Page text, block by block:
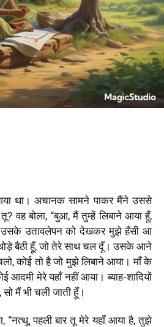
था। अचानक सामने पाकर मैंने उससे
वह बोला, “बुआ, मैं तुम्हें लिबाने आया हूँ,
उसके उतावलेपन को देखकर मुझे हँसी आ
बैठी हूँ, जो तेरे साथ चल दूँ। उसके आने
कोई तो है जो मुझे लिबाने आया। माँ के
आदमी मेरे यहाँ नहीं आया। ब्याह-शादियों
मैं भी चली जाती हूँ।
“नत्थू, पहली बार तू मेरे यहाँ आया है, तुझे